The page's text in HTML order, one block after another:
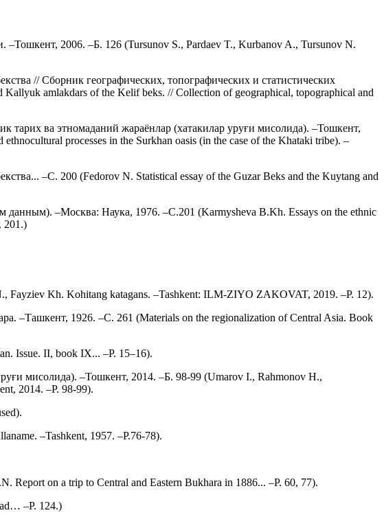
2006. –Б. 126 (Tursunov S., Pardaev T., Kurbanov A., Tursunov N.
// Сборник географических, топографических и статистических
amlakdars of the Kelif beks. // Collection of geographical, topographical and
ва этномаданий жараёнлар (хатакилар уруғи мисолида). –Тошкент,
processes in the Surkhan oasis (in the case of the Khataki tribe). –
–С. 200 (Fedorov N. Statistical essay of the Guzar Beks and the Kuytang and
–Москва: Наука, 1976. –С.201 (Karmysheva B.Kh. Essays on the ethnic
201.)
Kh. Kohitang katagans. –Tashkent: ILM-ZIYO ZAKOVAT, 2019. –P. 12).
–Ташкент, 1926. –С. 261 (Materials on the regionalization of Central Asia. Book
Issue. II, book IX... –P. 15–16).
мисолида). –Тошкент, 2014. –Б. 98-99 (Umarov I., Rahmonov H.,
2014. –P. 98-99).
–Tashkent, 1957. –P.76-78).
on a trip to Central and Eastern Bukhara in 1886... –P. 60, 77).
–P. 124.)